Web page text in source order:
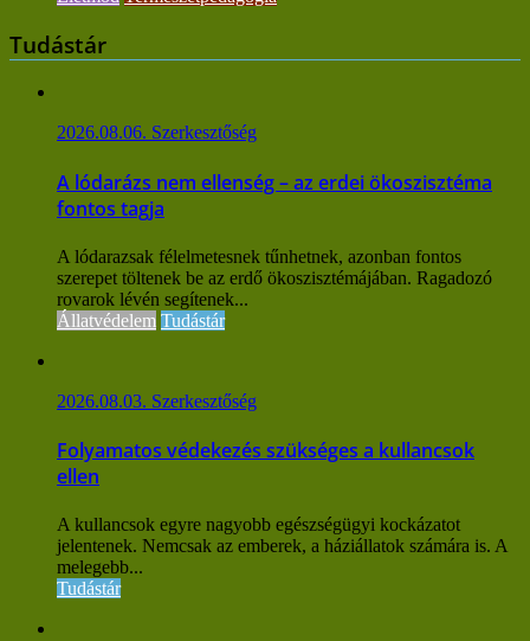
Tudástár
2026.08.06. Szerkesztőség
A lódarázs nem ellenség – az erdei ökoszisztéma
fontos tagja
A lódarazsak félelmetesnek tűnhetnek, azonban fontos
szerepet töltenek be az erdő ökoszisztémájában. Ragadozó
rovarok lévén segítenek...
Állatvédelem Tudástár
2026.08.03. Szerkesztőség
Folyamatos védekezés szükséges a kullancsok
ellen
A kullancsok egyre nagyobb egészségügyi kockázatot
jelentenek. Nemcsak az emberek, a háziállatok számára is. A
melegebb...
Tudástár